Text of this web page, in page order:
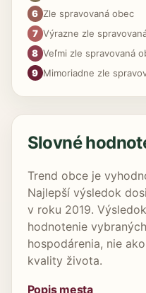
6 Zle spravovaná obec
7 Výrazne zle
8 Veľmi zle spravovaná
9 Mimoriadne zle
Slovné
Trend obce je
Najlepší výsledok
v roku 2019.
hodnotenie
hospodárenia, nie
kvality života.
Popis mesta